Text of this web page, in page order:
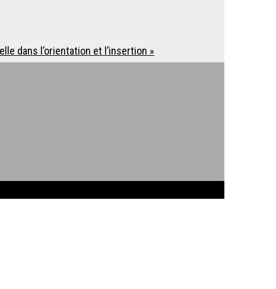
dans l’orientation et l’insertion »